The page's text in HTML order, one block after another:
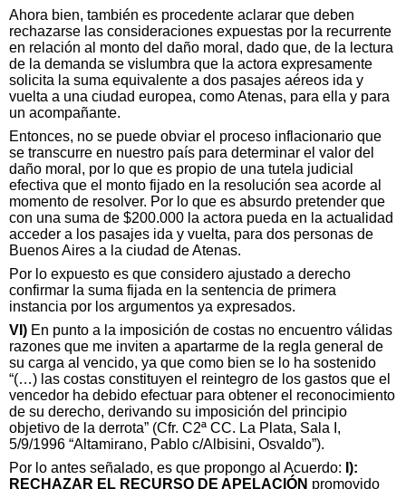
Ahora bien, también es procedente aclarar que deben
rechazarse las consideraciones expuestas por la recurrente
en relación al monto del daño moral, dado que, de la lectura
de la demanda se vislumbra que la actora expresamente
solicita la suma equivalente a dos pasajes aéreos ida y
vuelta a una ciudad europea, como Atenas, para ella y para
un acompañante.
Entonces, no se puede obviar el proceso inflacionario que
se transcurre en nuestro país para determinar el valor del
daño moral, por lo que es propio de una tutela judicial
efectiva que el monto fijado en la resolución sea acorde al
momento de resolver. Por lo que es absurdo pretender que
con una suma de $200.000 la actora pueda en la actualidad
acceder a los pasajes ida y vuelta, para dos personas de
Buenos Aires a la ciudad de Atenas.
Por lo expuesto es que considero ajustado a derecho
confirmar la suma fijada en la sentencia de primera
instancia por los argumentos ya expresados.
VI) En punto a la imposición de costas no encuentro válidas
razones que me inviten a apartarme de la regla general de
su carga al vencido, ya que como bien se lo ha sostenido
“(…) las costas constituyen el reintegro de los gastos que el
vencedor ha debido efectuar para obtener el reconocimiento
de su derecho, derivando su imposición del principio
objetivo de la derrota” (Cfr. C2ª CC. La Plata, Sala I,
5/9/1996 “Altamirano, Pablo c/Albisini, Osvaldo”).
Por lo antes señalado, es que propongo al Acuerdo: I):
RECHAZAR EL RECURSO DE APELACIÓN promovido